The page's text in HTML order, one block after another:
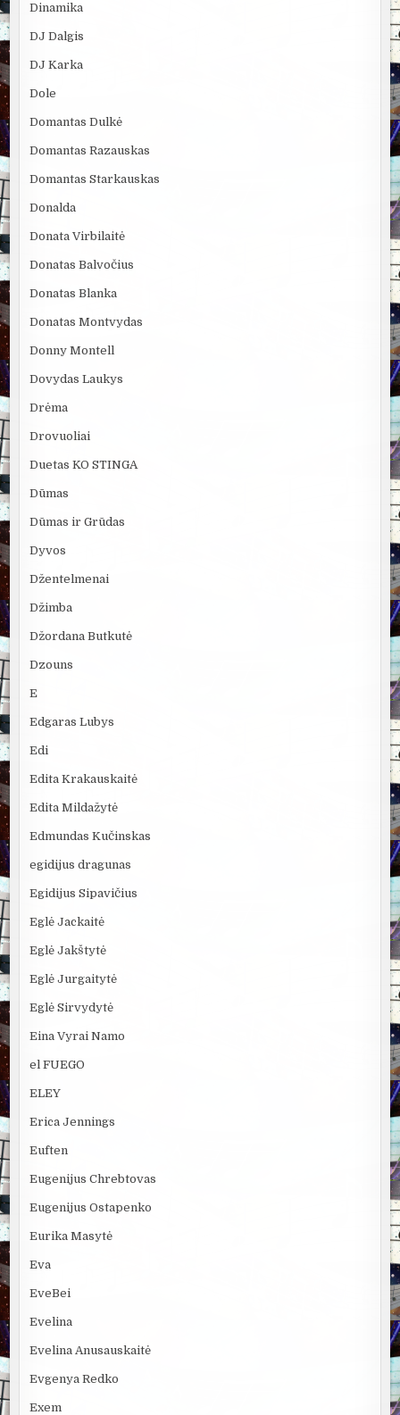
Dinamika
DJ Dalgis
DJ Karka
Dole
Domantas Dulkė
Domantas Razauskas
Domantas Starkauskas
Donalda
Donata Virbilaitė
Donatas Balvočius
Donatas Blanka
Donatas Montvydas
Donny Montell
Dovydas Laukys
Drėma
Drovuoliai
Duetas KO STINGA
Dūmas
Dūmas ir Grūdas
Dyvos
Džentelmenai
Džimba
Džordana Butkutė
Dzouns
E
Edgaras Lubys
Edi
Edita Krakauskaitė
Edita Mildažytė
Edmundas Kučinskas
egidijus dragunas
Egidijus Sipavičius
Eglė Jackaitė
Eglė Jakštytė
Eglė Jurgaitytė
Eglė Sirvydytė
Eina Vyrai Namo
el FUEGO
ELEY
Erica Jennings
Euften
Eugenijus Chrebtovas
Eugenijus Ostapenko
Eurika Masytė
Eva
EveBei
Evelina
Evelina Anusauskaitė
Evgenya Redko
Exem